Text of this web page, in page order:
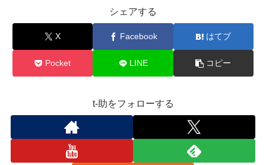
シェアする
X Facebook はてブ
Pocket LINE コピー
t-助をフォローする